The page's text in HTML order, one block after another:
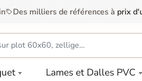
Des milliers de références à prix
Lames et Dalles PVC